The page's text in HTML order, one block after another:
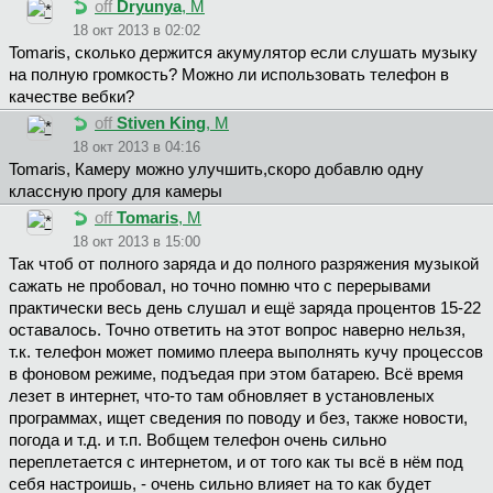
off Dryunya, М
18 окт 2013 в 02:02
Tomaris, сколько держится акумулятор если слушать музыку
на полную громкость? Можно ли использовать телефон в
качестве вебки?
off Stiven King, М
18 окт 2013 в 04:16
Tomaris, Камеру можно улучшить,скоро добавлю одну
классную прогу для камеры
off Tomaris, М
18 окт 2013 в 15:00
Так чтоб от полного заряда и до полного разряжения музыкой
сажать не пробовал, но точно помню что с перерывами
практически весь день слушал и ещё заряда процентов 15-22
оставалось. Точно ответить на этот вопрос наверно нельзя,
т.к. телефон может помимо плеера выполнять кучу процессов
в фоновом режиме, подъедая при этом батарею. Всё время
лезет в интернет, что-то там обновляет в установленых
программах, ищет сведения по поводу и без, также новости,
погода и т.д. и т.п. Вобщем телефон очень сильно
переплетается с интернетом, и от того как ты всё в нём под
себя настроишь, - очень сильно влияет на то как будет